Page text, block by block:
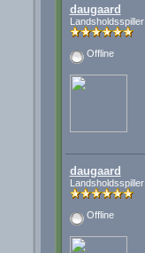
daugaard
Landsholdsspiller
Offline
daugaard
Landsholdsspiller
Offline